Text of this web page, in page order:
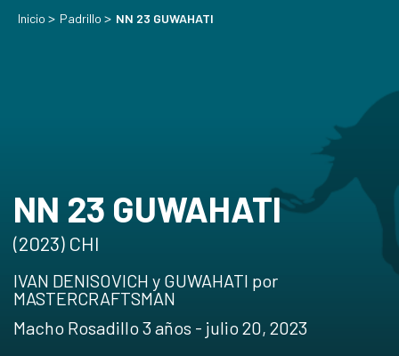
Inicio > Padrillo > NN 23 GUWAHATI
NN 23 GUWAHATI
(2023) CHI
IVAN DENISOVICH y GUWAHATI por
MASTERCRAFTSMAN
Macho Rosadillo 3 años - julio 20, 2023